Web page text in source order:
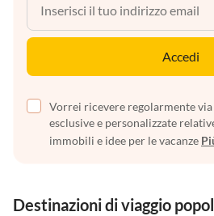
Accedi
Vorrei ricevere regolarmente
esclusive e personalizzate
immobili e idee per le vacanze
Destinazioni di viaggio